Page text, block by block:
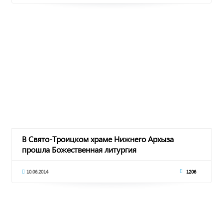
В Свято-Троицком храме Нижнего Архыза
прошла Божественная литургия
10.06.2014 1206